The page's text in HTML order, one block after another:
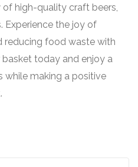
of high-quality craft beers,
Experience the joy of
reducing food waste with
basket today and enjoy a
while making a positive